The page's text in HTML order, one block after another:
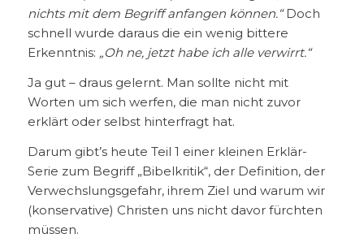
nichts mit dem Begriff anfangen können.“Doch
schnell wurde daraus die ein wenig bittere
Erkenntnis: „Oh ne, jetzt habe ich alle verwirrt.“
Ja gut – draus gelernt. Man sollte nicht mit
Worten um sich werfen, die man nicht zuvor
erklärt oder selbst hinterfragt hat.
Darum gibt’s heute Teil 1 einer kleinen Erklär-
Serie zum Begriff „Bibelkritik“, der Definition, der
Verwechslungsgefahr, ihrem Ziel und warum wir
(konservative) Christen uns nicht davor fürchten
müssen.